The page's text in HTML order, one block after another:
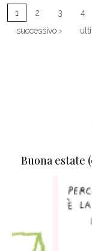
1 2 3 4
successivo ›Pagina
Buona estate